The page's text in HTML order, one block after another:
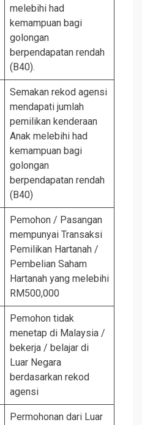
melebihi had
kemampuan bagi
golongan
berpendapatan rendah
(B40).
Semakan rekod agensi
mendapati jumlah
pemilikan kenderaan
Anak melebihi had
kemampuan bagi
golongan
berpendapatan rendah
(B40)
Pemohon / Pasangan
mempunyai Transaksi
Pemilikan Hartanah /
Pembelian Saham
Hartanah yang melebihi
RM500,000
Pemohon tidak
menetap di Malaysia /
bekerja / belajar di
Luar Negara
berdasarkan rekod
agensi
Permohonan dari Luar